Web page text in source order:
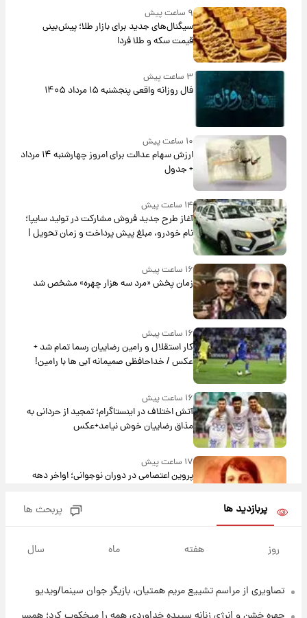
۹ ساعت پیش
سیگنال‌های جدید برای بازار طلا؛ پیش‌بینی
قیمت سکه و طلا فردا
۳ ساعت پیش
فال روزانه واقعی پنجشنبه ۱۵ مرداد ۱۴۰۵
۱۰ ساعت پیش
ارزش سهام عدالت برای امروز چهارشنبه ۱۴ مرداد
+ جدول
۱۴ ساعت پیش
آغاز طرح جدید فروش مشارکت در تولید سایپا؛
نام خودرو، مبلغ پیش پرداخت و زمان تحویل |
سود مشارکت چند درصد است؟
۱۶ ساعت پیش
زمان پخش «مرد سه هزار چهره» مشخص شد
۱۶ ساعت پیش
کار استقلال و رامین رضاییان رسما تمام شد +
عکس / خداحافظی صمیمانه آبی ها با رامین!
۱۶ ساعت پیش
آتش اختلاف در اینستاگرام؛ تمجید از حردانی به
مذاق رضاییان خوش نیامد+عکس
۱۷ ساعت پیش
پروین اعتصامی در دوران نوجوانی؛ اواخر دهه
هسته‌ای در آسمان ظاهر شد
۱۷ ساعت پیش
پربازدید ها پربحث ها
روز هفته ماه سال
تصاویری از مراسم تشییع مریم همتیان، بازیگر جوان سینما/ویدیو